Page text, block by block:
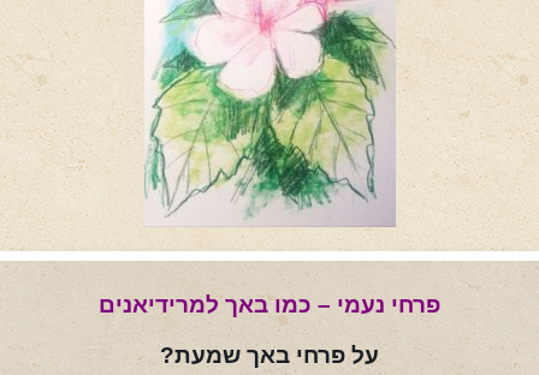
פרחי נעמי – כמו באך למרידיאנים
על פרחי באך שמעת?